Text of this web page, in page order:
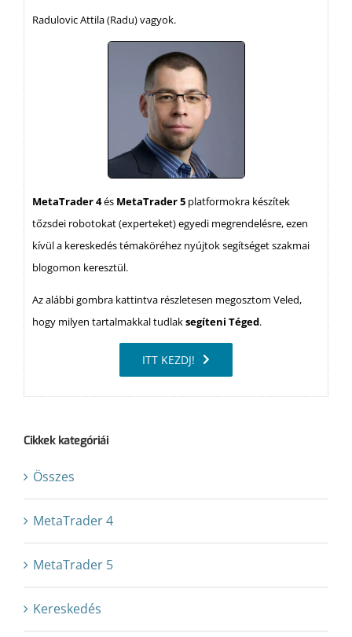
Radulovic Attila (Radu) vagyok.
MetaTrader 4és MetaTrader 5 platformokra készítek
tőzsdei robotokat (experteket) egyedi megrendelésre, ezen
kívül a kereskedés témaköréhez nyújtok segítséget szakmai
blogomon keresztül.
Az alábbi gombra kattintva részletesen megosztom Veled,
hogy milyen tartalmakkal tudlaksegíteni Téged.
ITT KEZDJ!
Cikkek kategóriái
Összes
MetaTrader 4
MetaTrader 5
Kereskedés